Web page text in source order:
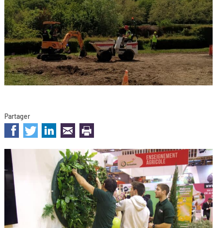
Partager
sur les réseaux sociaux